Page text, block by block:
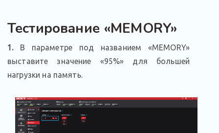
Тестирование «MEMORY»
1.В параметре под названием «MEMORY»
выставите значение «95%» для большей
нагрузки на память.